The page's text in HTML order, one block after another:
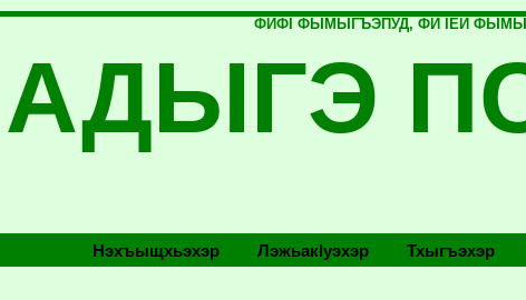
ФИФI ФЫМЫГЪЭПУД, ФИ IЕЙ
АДЫГЭ
Нэхъыщхьэхэр Лэжьакlуэхэр Тхыгъэхэр